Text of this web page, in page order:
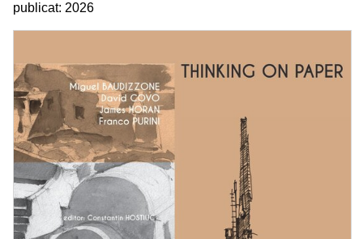
publicat: 2026